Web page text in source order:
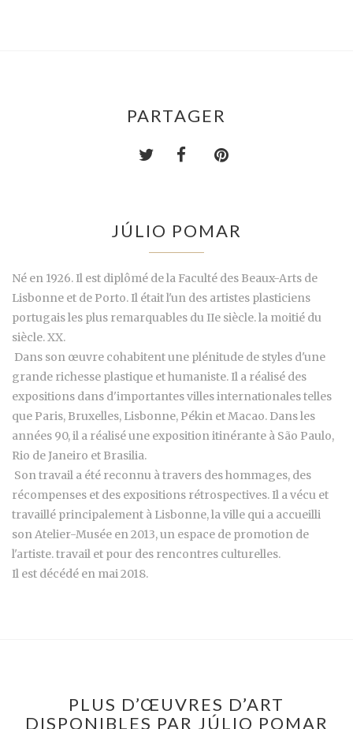
PARTAGER
JÚLIO POMAR
Né en 1926. Il est diplômé de la Faculté des Beaux-Arts de
Lisbonne et de Porto. Il était l'un des artistes plasticiens
portugais les plus remarquables du IIe siècle. la moitié du
siècle. XX.
Dans son œuvre cohabitent une plénitude de styles d'une
grande richesse plastique et humaniste. Il a réalisé des
expositions dans d'importantes villes internationales telles
que Paris, Bruxelles, Lisbonne, Pékin et Macao. Dans les
années 90, il a réalisé une exposition itinérante à São Paulo,
Rio de Janeiro et Brasilia.
Son travail a été reconnu à travers des hommages, des
récompenses et des expositions rétrospectives. Il a vécu et
travaillé principalement à Lisbonne, la ville qui a accueilli
son Atelier-Musée en 2013, un espace de promotion de
l'artiste. travail et pour des rencontres culturelles.
Il est décédé en mai 2018.
PLUS D’ŒUVRES D’ART
DISPONIBLES PAR JÚLIO POMAR